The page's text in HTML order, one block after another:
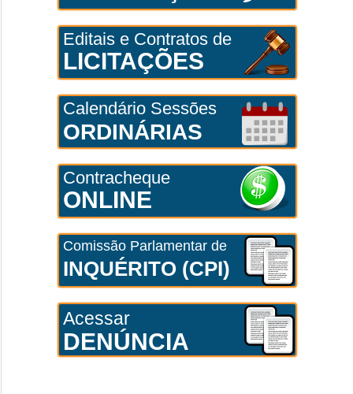
Editais e Contratos de
LICITAÇÕES
Calendário Sessões
ORDINÁRIAS
Contracheque
ONLINE
Comissão Parlamentar de
INQUÉRITO (CPI)
Acessar
DENÚNCIA